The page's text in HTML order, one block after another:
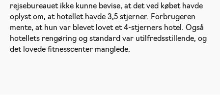
rejsebureauet ikke kunne bevise, at det ved købet havde
oplyst om, at hotellet havde 3,5 stjerner. Forbrugeren
mente, at hun var blevet lovet et 4-stjerners hotel. Også
hotellets rengøring og standard var utilfredsstillende, og
det lovede fitnesscenter manglede.